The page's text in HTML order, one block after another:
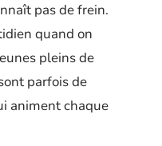
pas de frein.
quand on
pleins de
parfois de
animent chaque